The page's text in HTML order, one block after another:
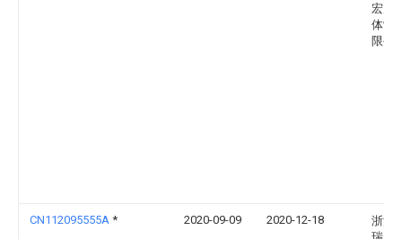
宏力
体制
限公
CN112095555A * 2020-09-09 2020-12-18
浙江